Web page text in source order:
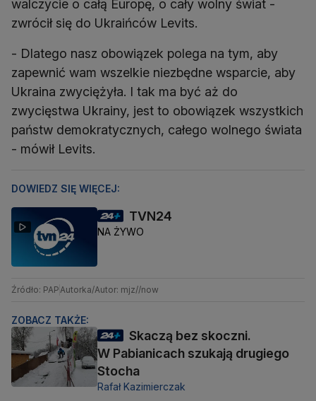
walczycie o całą Europę, o cały wolny świat -
zwrócił się do Ukraińców Levits.
- Dlatego nasz obowiązek polega na tym, aby
zapewnić wam wszelkie niezbędne wsparcie, aby
Ukraina zwyciężyła. I tak ma być aż do
zwycięstwa Ukrainy, jest to obowiązek wszystkich
państw demokratycznych, całego wolnego świata
- mówił Levits.
DOWIEDZ SIĘ WIĘCEJ:
TVN24
NA ŻYWO
Źródło: PAPAutorka/Autor: mjz//now
ZOBACZ TAKŻE:
Skaczą bez skoczni.
W Pabianicach szukają drugiego
Stocha
Rafał Kazimierczak